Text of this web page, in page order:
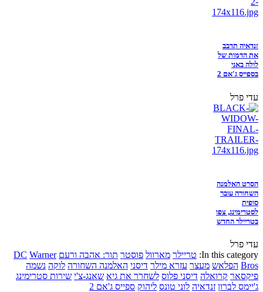
זנדאיה תדבב
את הדמות של
לולה באני
בספייס ג'אם 2
עדי פרל
הסרט האלמנה
השחורה עובר
סופית
לסטרימינג, צפו
בטריילר החדש
עדי פרל
In this category: טריילר מארוול פוסטר תור: אהבה ורעם DC Warner
Bros הפלאש מעצר עזרא מילר דיסני האלמנה השחורה לוקה נשמה
פיקסאר קרואלה דיסני פלוס לשחרר את גיא שאנג-צ'י שירות סטרימינג
ג'יימס לברון זנדאיה לוני טונס ליהוק ספייס ג'אם 2